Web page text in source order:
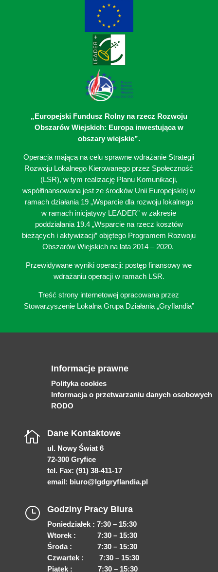
„Europejski Fundusz Rolny na rzecz Rozwoju
Obszarów Wiejskich: Europa inwestująca w
obszary wiejskie”.
Operacja mająca na celu sprawne wdrażanie Strategii
Rozwoju Lokalnego Kierowanego przez Społeczność
(LSR), w tym realizację Planu Komunikacji,
współfinansowana jest ze środków Unii Europejskiej w
ramach działania 19 „Wsparcie dla rozwoju lokalnego
w ramach inicjatywy LEADER” w zakresie
poddziałania 19.4 „Wsparcie na rzecz kosztów
bieżących i aktywizacji” objętego Programem Rozwoju
Obszarów Wiejskich na lata 2014 – 2020.
Przewidywane wyniki operacji: postęp finansowy we
wdrażaniu operacji w ramach LSR.
Treść strony internetowej opracowana przez
Stowarzyszenie Lokalna Grupa Działania „Gryflandia”
Informacje prawne
Polityka cookies
Informacja o przetwarzaniu danych osobowych
RODO
 Dane Kontaktowe
ul. Nowy Świat 6
72-300 Gryfice
tel. Fax: (91) 38-411-17
email: biuro@lgdgryflandia.pl
} Godziny Pracy Biura
Poniedziałek : 7:30 – 15:30
Wtorek : 7:30 – 15:30
Środa : 7:30 – 15:30
Czwartek : 7:30 – 15:30
Piątek : 7:30 – 15:30